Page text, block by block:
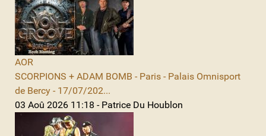
AOR
SCORPIONS + ADAM BOMB - Paris - Palais Omnisport
de Bercy - 17/07/202...
03 Aoû 2026 11:18 - Patrice Du Houblon